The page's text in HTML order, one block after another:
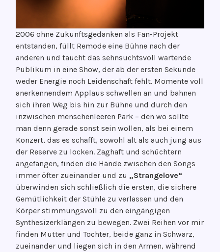
2006 ohne Zukunftsgedanken als Fan-Projekt
entstanden, füllt Remode eine Bühne nach der
anderen und taucht das sehnsuchtsvoll wartende
Publikum in eine Show, der ab der ersten Sekunde
weder Energie noch Leidenschaft fehlt. Momente voll
anerkennendem Applaus schwellen an und bahnen
sich ihren Weg bis hin zur Bühne und durch den
inzwischen menschenleeren Park – den wo sollte
man denn gerade sonst sein wollen, als bei einem
Konzert, das es schafft, sowohl alt als auch jung aus
der Reserve zu locken. Zaghaft und schüchtern
angefangen, finden die Hände zwischen den Songs
immer öfter zueinander und zu „Strangelove“
überwinden sich schließlich die ersten, die sichere
Gemütlichkeit der Stühle zu verlassen und den
Körper stimmungsvoll zu den eingängigen
Synthesizerklängen zu bewegen. Zwei Reihen vor mir
finden Mutter und Tochter, beide ganz in Schwarz,
zueinander und liegen sich in den Armen, während